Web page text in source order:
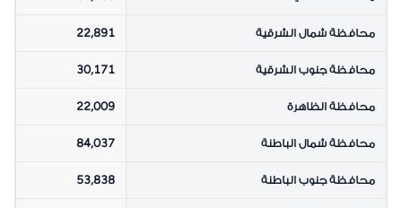
محافظة شمال الشرقية 22,891
محافظة جنوب الشرقية 30,171
محافظة الظاهرة 22,009
محافظة شمال الباطنة 84,037
محافظة جنوب الباطنة 53,838